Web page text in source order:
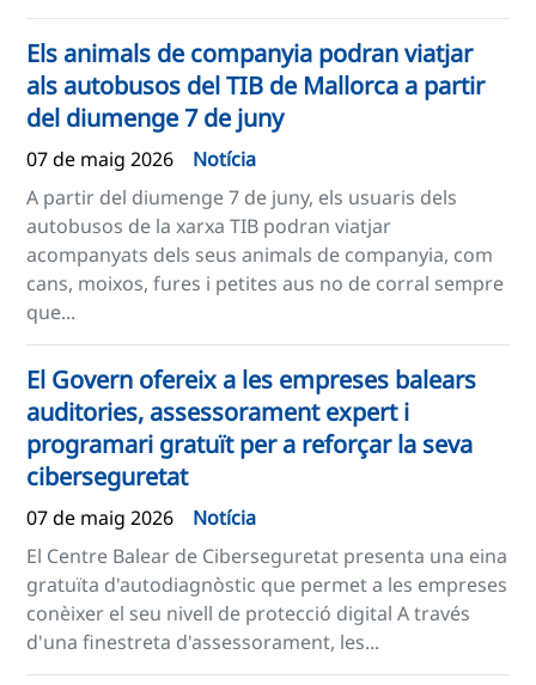
Els animals de companyia podran viatjar
als autobusos del TIB de Mallorca a partir
del diumenge 7 de juny
07 de maig 2026
Notícia
A partir del diumenge 7 de juny, els usuaris dels
autobusos de la xarxa TIB podran viatjar
acompanyats dels seus animals de companyia, com
cans, moixos, fures i petites aus no de corral sempre
que...
El Govern ofereix a les empreses balears
auditories, assessorament expert i
programari gratuït per a reforçar la seva
ciberseguretat
07 de maig 2026
Notícia
El Centre Balear de Ciberseguretat presenta una eina
gratuïta d'autodiagnòstic que permet a les empreses
conèixer el seu nivell de protecció digital A través
d'una finestreta d'assessorament, les...